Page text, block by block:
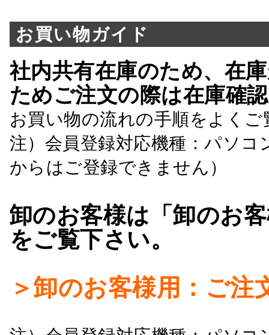
お買い物ガイド
社内共有在庫のため、在
ためご注文の際は在庫確
お買い物の流れの手順をよくご
注）会員登録対応機種：パソ
からはご登録できません）
卸のお客様は「卸のお
をご覧下さい。
＞卸のお客様用：ご注